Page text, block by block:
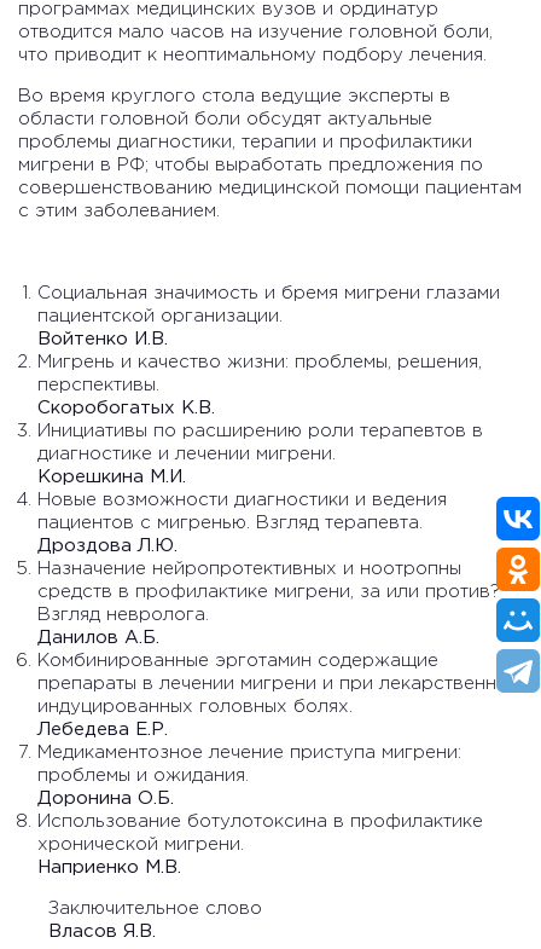
программах медицинских вузов и ординатур
отводится мало часов на изучение головной боли,
что приводит к неоптимальному подбору лечения.
Во время круглого стола ведущие эксперты в
области головной боли обсудят актуальные
проблемы диагностики, терапии и профилактики
мигрени в РФ; чтобы выработать предложения по
совершенствованию медицинской помощи пациентам
с этим заболеванием.
Социальная значимость и бремя мигрени глазами
пациентской организации.
Войтенко И.В.
Мигрень и качество жизни: проблемы, решения,
перспективы.
Скоробогатых К.В.
Инициативы по расширению роли терапевтов в
диагностике и лечении мигрени.
Корешкина М.И.
Новые возможности диагностики и ведения
пациентов с мигренью. Взгляд терапевта.
Дроздова Л.Ю.
Назначение нейропротективных и ноотропны
средств в профилактике мигрени, за или против?
Взгляд невролога.
Данилов А.Б.
Комбинированные эрготамин содержащие
препараты в лечении мигрени и при лекарственно-
индуцированных головных болях.
Лебедева Е.Р.
Медикаментозное лечение приступа мигрени:
проблемы и ожидания.
Доронина О.Б.
Использование ботулотоксина в профилактике
хронической мигрени.
Наприенко М.В.
Заключительное слово
Власов Я.В.